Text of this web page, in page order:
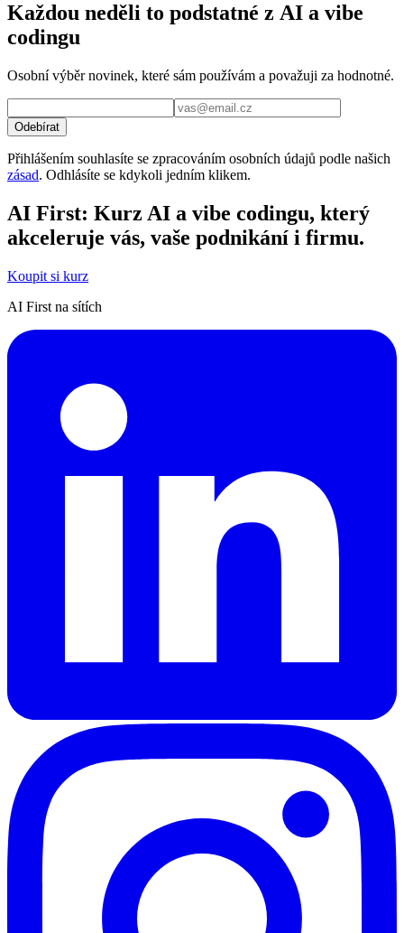
Každou neděli to podstatné z AI a vibe
codingu
Osobní výběr novinek, které sám používám a považuji za hodnotné.
Odebírat
Přihlášením souhlasíte se zpracováním osobních údajů podle našich
zásad. Odhlásíte se kdykoli jedním klikem.
AI First: Kurz AI a vibe codingu, který
akceleruje vás, vaše podnikání i firmu.
Koupit si kurz
AI First na sítích